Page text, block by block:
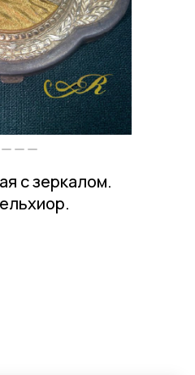
с зеркалом.